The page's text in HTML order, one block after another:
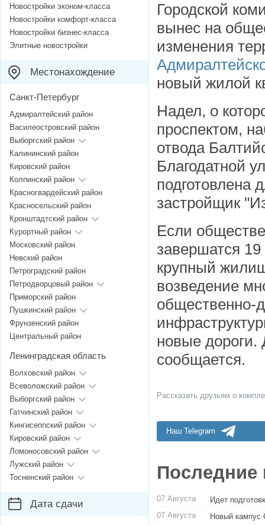
Городской
вынес на
изменения
новый жилой
Надел, о
проспектом,
отвода
Благодатной
застройщик
Если
завершатся
крупный
возведение
общественно-
новые дороги.
сообщается.
Рассказать друзьям о
Наш Telegram
Последние
07 Августа
Идет
07 Августа
Новый кампус
Новостройки эконом-класса
Новостройки комфорт-класса
Новостройки бизнес-класса
Элитные новостройки
Местонахождение
Санкт-Петербург
Адмиралтейский район
Василеостровский район
Выборгский район
Калининский район
Кировский район
Колпинский район
Красногвардейский район
Красносельский район
Кронштадтский район
Курортный район
Московский район
Невский район
Петроградский район
Петродворцовый район
Приморский район
Пушкинский район
Фрунзенский район
Центральный район
Ленинградская область
Волховский район
Всеволожский район
Выборгский район
Гатчинский район
Кингисеппский район
Кировский район
Ломоносовский район
Лужский район
Тосненский район
Дата сдачи